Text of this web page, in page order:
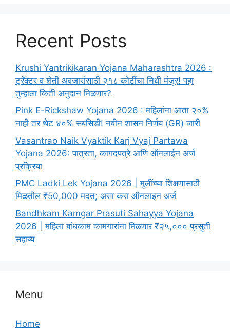
Recent Posts
Krushi Yantrikikaran Yojana Maharashtra 2026 :
ट्रॅक्टर व शेती अवजारांसाठी २१८ कोटींचा निधी मंजूर! पहा
तुम्हाला किती अनुदान मिळणार?
Pink E-Rickshaw Yojana 2026 : महिलांना आता २०%
नाही तर थेट ४०% सबसिडी! नवीन शासन निर्णय (GR) जारी
Vasantrao Naik Vyaktik Karj Vyaj Partawa
Yojana 2026: पात्रता, कागदपत्रे आणि ऑनलाईन अर्ज
प्रक्रिया
PMC Ladki Lek Yojana 2026 | मुलींच्या शिक्षणासाठी
मिळतील ₹50,000 मदत; असा करा ऑनलाइन अर्ज
Bandhkam Kamgar Prasuti Sahayya Yojana
2026 | महिला बांधकाम कामगारांना मिळणार ₹२५,००० प्रसुती
सहाय्य
Menu
Home